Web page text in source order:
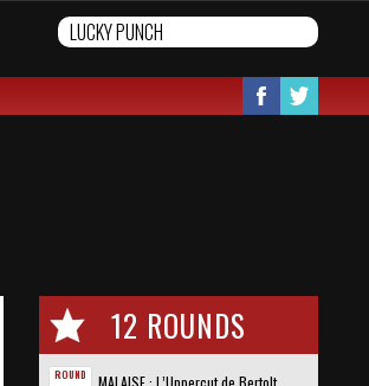
12 ROUNDS
ROUND
MALAISE : L’Uppercut de Bertolt